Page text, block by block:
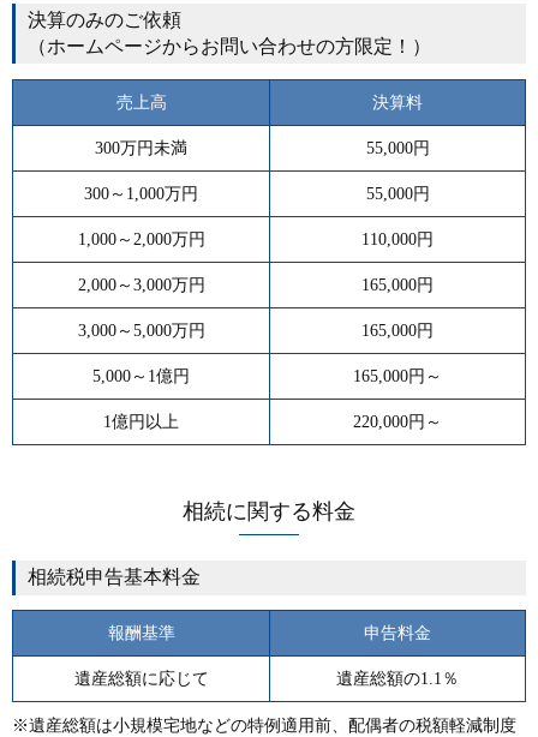
決算のみのご依頼
（ホームページからお問い合わせの方限定！）
売上高 決算料
300万円未満 55,000円
300～1,000万円 55,000円
1,000～2,000万円 110,000円
2,000～3,000万円 165,000円
3,000～5,000万円 165,000円
5,000～1億円 165,000円～
1億円以上 220,000円～
相続に関する料金
相続税申告基本料金
報酬基準 申告料金
遺産総額に応じて 遺産総額の1.1％
※遺産総額は小規模宅地などの特例適用前、配偶者の税額軽減制度